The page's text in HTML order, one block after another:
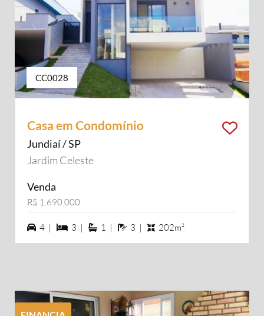
CC0028
Casa em Condomínio
Jundiaí / SP
Jardim Celeste
Venda
R$ 1.690.000
4 vagas na garagem
4 | 3 dormiórios
3 | 1 suítes
1 | 3 banheiros
3 | 202m²